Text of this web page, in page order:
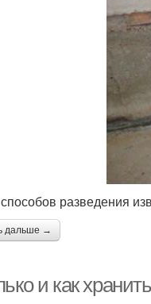
разведения
дальше →
и как